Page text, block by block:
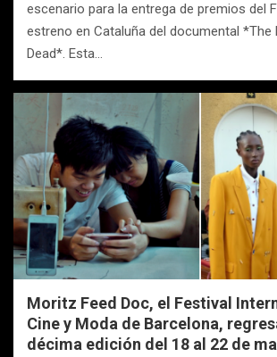
escenario para la entrega de premios del
estreno en Cataluña del documental *The
Dead*. Esta…
Moritz Feed Doc, el Festival
Cine y Moda de Barcelona,
décima edición del 18 al 22 de